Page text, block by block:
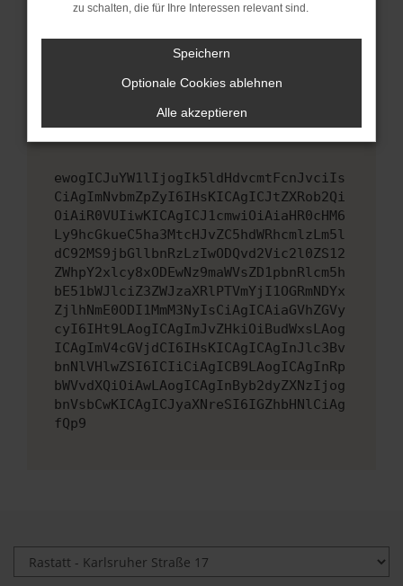
unterstützt werden.
Wende dich an den Webseitenbetreiber.
Wenn du alle oben genannten Schritte versucht
hast, kontaktiere uns bitte. Wir werden
versuchen, das Problem zu beheben. Du kannst
uns diesen Text schicken, um uns bei der
ewogICJuYW1lIjogIk5ldHdvcmtFcnJvciIs
CiAgImNvbmZpZyI6IHsKICAgICJtZXRob2Qi
OiAiR0VUIiwKICAgICJ1cmwiOiAiaHR0cHM6
Ly9hcGkueC5ha3MtcHJvZC5hdWRhcmlzLm5l
dC92MS9jbGllbnRzLzIwODQvd2Vic2l0ZS12
ZWhpY2xlcy8xODEwNz9maWVsZD1pbnRlcm5h
bE51bWJlciZ3ZWJzaXRlPTVmYjI1OGRmNDYx
ZjlhNmE0ODI1MmM3NyIsCiAgICAiaGVhZGVy
cyI6IHt9LAogICAgImJvZHkiOiBudWxsLAog
ICAgImV4cGVjdCI6IHsKICAgICAgInJlc3Bv
bnNlVHlwZSI6ICIiCiAgICB9LAogICAgInRp
bWVvdXQiOiAwLAogICAgInByb2dyZXNzIjog
bnVsbCwKICAgICJyaXNreSI6IGZhbHNlCiAg
fQp9
zu schalten, die für Ihre Interessen relevant sind.
Speichern
Optionale Cookies ablehnen
Alle akzeptieren